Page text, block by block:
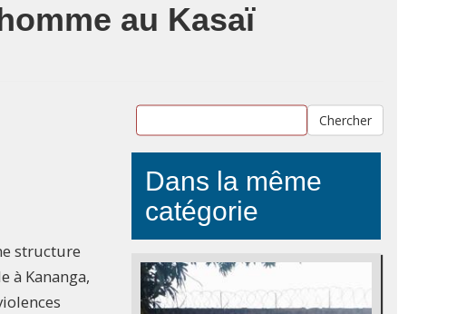
au Kasaï
structure
à Kananga,
Chercher
Dans la même
catégorie